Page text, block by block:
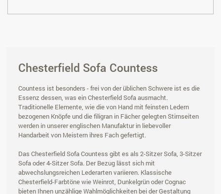
Chesterfield Sofa Countess
Countess ist besonders - frei von der üblichen Schwere ist es die
Essenz dessen, was ein Chesterfield Sofa ausmacht.
Traditionelle Elemente, wie die von Hand mit feinsten Ledern
bezogenen Knöpfe und die filigran in Fächer gelegten Stirnseiten
werden in unserer englischen Manufaktur in liebevoller
Handarbeit von Meistern ihres Fach gefertigt.
Das Chesterfield Sofa Countess gibt es als 2-Sitzer Sofa, 3-Sitzer
Sofa oder 4-Sitzer Sofa. Der Bezug lässt sich mit
abwechslungsreichen Lederarten variieren. Klassische
Chesterfield-Farbtöne wie Weinrot, Dunkelgrün oder Cognac
bieten Ihnen unzählige Wahlmöglichkeiten bei der Gestaltung